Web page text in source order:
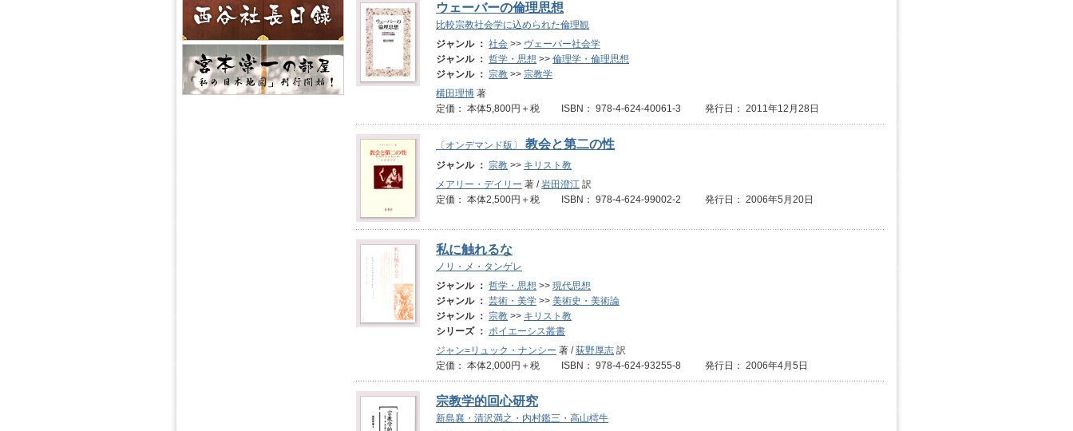
ウェーバーの倫理思想
比較宗教社会学に込められた倫理観
ジャンル ： 社会 >> ヴェーバー社会学
ジャンル ： 哲学・思想 >> 倫理学・倫理思想
ジャンル ： 宗教 >> 宗教学
横田理博 著
定価： 本体5,800円＋税 ISBN： 978-4-624-40061-3 発行日： 2011年12月28日
〔オンデマンド版〕 教会と第二の性
ジャンル ： 宗教 >> キリスト教
メアリー・デイリー 著 /岩田澄江 訳
定価： 本体2,500円＋税 ISBN： 978-4-624-99002-2 発行日： 2006年5月20日
私に触れるな
ノリ・メ・タンゲレ
ジャンル ： 哲学・思想 >> 現代思想
ジャンル ： 芸術・美学 >> 美術史・美術論
ジャンル ： 宗教 >> キリスト教
シリーズ ： ポイエーシス叢書
ジャン=リュック・ナンシー 著 /荻野厚志 訳
定価： 本体2,000円＋税 ISBN： 978-4-624-93255-8 発行日： 2006年4月5日
宗教学的回心研究
新島襄・清沢満之・内村鑑三・高山樗牛